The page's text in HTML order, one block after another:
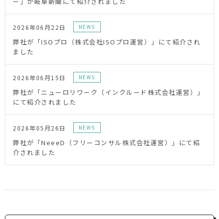
2026年06月22日 NEWS
弊社が「ISOプロ（株式会社ISOプロ運営）」にて紹介され
ました
2026年06月15日 NEWS
弊社が「ニューロリワーク（インクルード株式会社運営）」
にて紹介されました
2026年05月26日 NEWS
弊社が「NeeeD（フリーコンサル株式会社運営）」にて紹
介されました